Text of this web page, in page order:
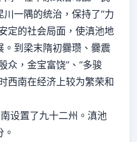
一隅的统治，保持了“力
定的社会局面，使滇池地
。到梁末隋初爨瓒、爨震
众，金宝富饶”、“多骏
西南在经济上较为繁荣和
设置了九十二州。滇池